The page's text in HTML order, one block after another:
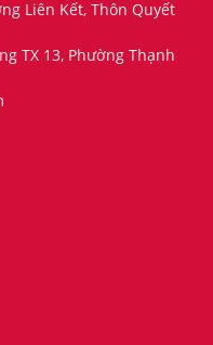
Liên Kết, Thôn Quyết
TX 13, Phường Thạnh